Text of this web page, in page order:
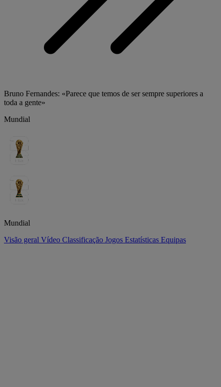
Bruno Fernandes: «Parece que temos de ser sempre superiores a
toda a gente»
Mundial
Mundial
Visão geral Vídeo Classificação Jogos Estatísticas Equipas